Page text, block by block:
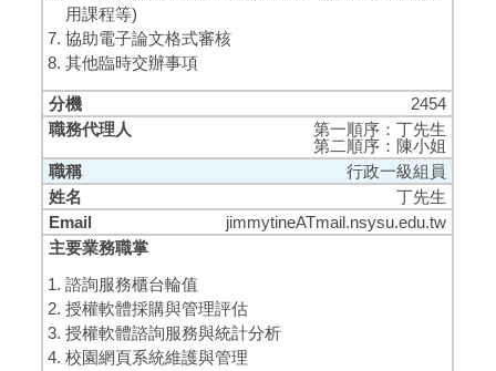
用課程等)
協助電子論文格式審核
其他臨時交辦事項
2454
第一順序：丁先生
第二順序：陳小姐
行政一級組員
丁先生
jimmytineATmail.nsysu.edu.tw
諮詢服務櫃台輪值
授權軟體採購與管理評估
授權軟體諮詢服務與統計分析
校園網頁系統維護與管理